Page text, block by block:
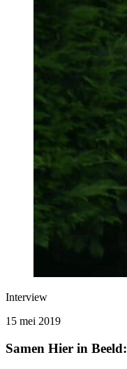
Interview
15 mei 2019
Samen Hier in